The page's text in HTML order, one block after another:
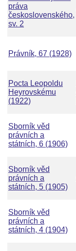
práva
československého,
sv. 2
Právník, 67 (1928)
Pocta Leopoldu
Heyrovskému
(1922)
Sborník věd
právních a
státních, 6 (1906)
Sborník věd
právních a
státních, 5 (1905)
Sborník věd
právních a
státních, 4 (1904)